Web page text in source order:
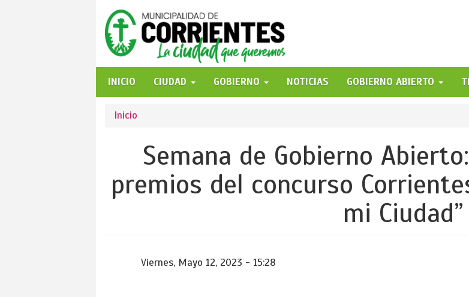
INICIO
CIUDAD GOBIERNO NOTICIAS GOBIERNO ABIERTO
Se
encuentra
usted
aquí
Inicio
Semana de Gobierno
premios del concurso
mi Ciudad”
Viernes, Mayo 12, 2023 - 15:28